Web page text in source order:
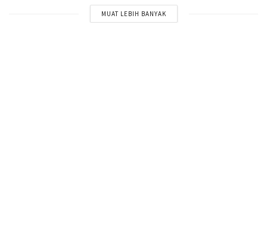
MUAT LEBIH BANYAK